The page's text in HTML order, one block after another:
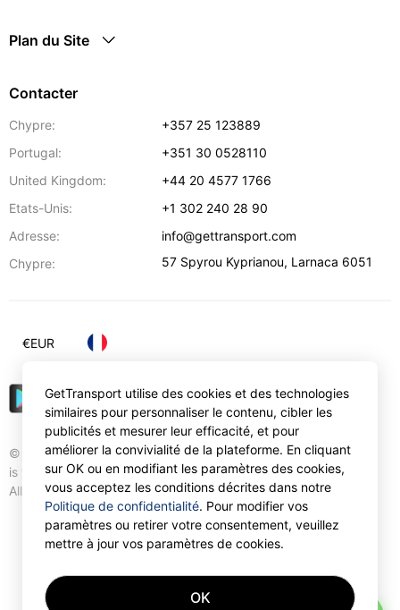
Plan du Site
Contacter
Chypre:
+357 25 123889
Portugal:
+351 30 0528110
United Kingdom:
+44 20 4577 1766
Etats-Unis:
+1 302 240 28 90
Adresse:
info@gettransport.com
Chypre:
57 Spyrou Kyprianou, Larnaca 6051
© Gettransport International Limited. GetTransport®
is trademark of Gettransport International Limited.
All rights reserved.
€EUR
GetTransport utilise des cookies et des technologies
similaires pour personnaliser le contenu, cibler les
publicités et mesurer leur efficacité, et pour
améliorer la convivialité de la plateforme. En cliquant
sur OK ou en modifiant les paramètres des cookies,
vous acceptez les conditions décrites dans notre
Politique de confidentialité. Pour modifier vos
paramètres ou retirer votre consentement, veuillez
mettre à jour vos paramètres de cookies.
OK